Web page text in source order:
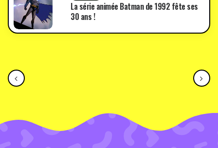
La série animée Batman de 1992 fête ses
30 ans !